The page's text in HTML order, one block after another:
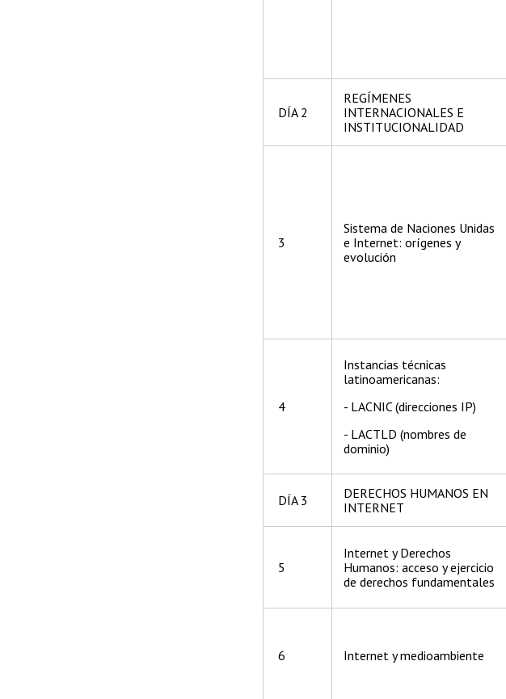
DÍA 2
REGÍMENES
INTERNACIONALES E
INSTITUCIONALIDAD
3
Sistema de Naciones Unidas
e Internet: orígenes y
evolución
4
Instancias técnicas
latinoamericanas:
- LACNIC (direcciones IP)
- LACTLD (nombres de
dominio)
DÍA 3
DERECHOS HUMANOS EN
INTERNET
5
Internet y Derechos
Humanos: acceso y ejercicio
de derechos fundamentales
6 Internet y medioambiente